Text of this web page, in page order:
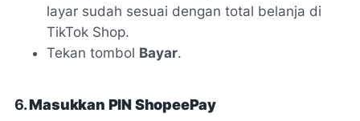
layar sudah sesuai dengan total belanja di
TikTok Shop.
Tekan tombol Bayar.
6.Masukkan PIN ShopeePay